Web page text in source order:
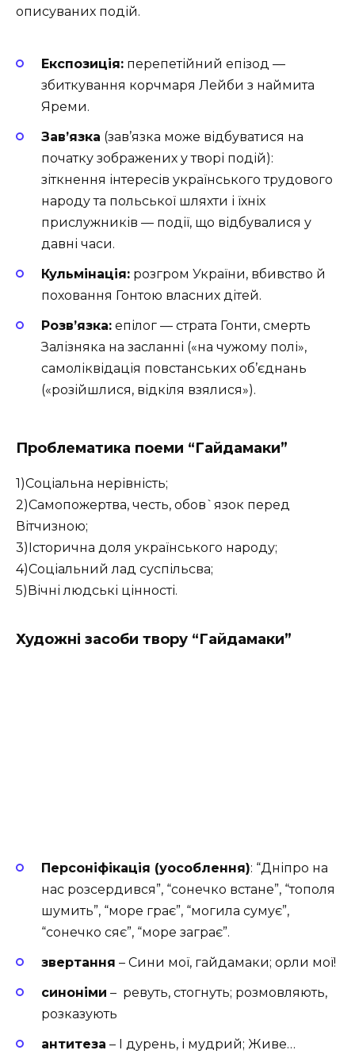
описуваних подій.
Експозиція: перепетійний епізод —
збиткування корчмаря Лейби з наймита
Яреми.
Зав’язка (зав’язка може відбуватися на
початку зображених у творі подій):
зіткнення інтересів українського трудового
народу та польської шляхти і їхніх
прислужників — події, що відбувалися у
давні часи.
Кульмінація: розгром України, вбивство й
поховання Гонтою власних дітей.
Розв’язка: епілог — страта Гонти, смерть
Залізняка на засланні («на чужому полі»,
самоліквідація повстанських об’єднань
(«розійшлися, відкіля взялися»).
Проблематика поеми “Гайдамаки”
1)Соціальна нерівність;
2)Самопожертва, честь, обов`язок перед
Вітчизною;
3)Історична доля українського народу;
4)Соціальний лад суспільсва;
5)Вічні людські цінності.
Художні засоби твору “Гайдамаки”
Персоніфікація (уособлення): “Дніпро на
нас розсердився”, “сонечко встане”, “тополя
шумить”, “море грає”, “могила сумує”,
“сонечко сяє”, “море заграє”.
звертання – Сини мої, гайдамаки; орли мої!
синоніми – ревуть, стогнуть; розмовляють,
розказують
антитеза – І дурень, і мудрий; Живе…